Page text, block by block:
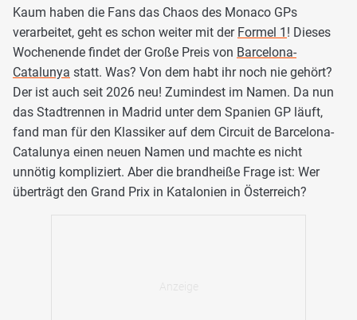
Kaum haben die Fans das Chaos des Monaco GPs
verarbeitet, geht es schon weiter mit der Formel 1 ! Dieses
Wochenende findet der Große Preis von Barcelona-
Catalunya statt. Was? Von dem habt ihr noch nie gehört?
Der ist auch seit 2026 neu! Zumindest im Namen. Da nun
das Stadtrennen in Madrid unter dem Spanien GP läuft,
fand man für den Klassiker auf dem Circuit de Barcelona-
Catalunya einen neuen Namen und machte es nicht
unnötig kompliziert. Aber die brandheiße Frage ist: Wer
überträgt den Grand Prix in Katalonien in Österreich?